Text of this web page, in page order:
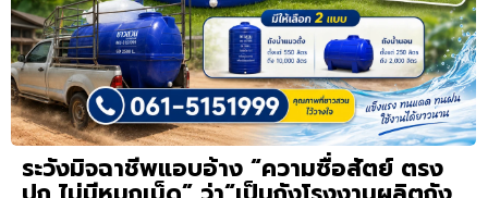
ระวังมิจฉาชีพแอบอ้าง “ความซื่อสัตย์ ตรง